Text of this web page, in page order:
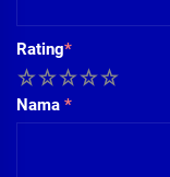
Rating*
5
4
3
2
Nama *